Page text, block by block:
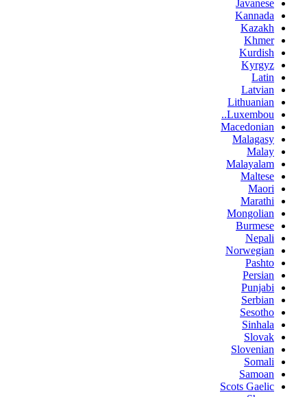
Javanese
Kannada
Kazakh
Khmer
Kurdish
Kyrgyz
Latin
Latvian
Lithuanian
Luxembou..
Macedonian
Malagasy
Malay
Malayalam
Maltese
Maori
Marathi
Mongolian
Burmese
Nepali
Norwegian
Pashto
Persian
Punjabi
Serbian
Sesotho
Sinhala
Slovak
Slovenian
Somali
Samoan
Scots Gaelic